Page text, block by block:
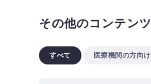
その他のコンテンツ
すべて 医療機関の方向け